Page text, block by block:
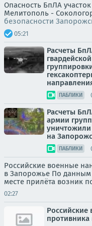
Опасность БпЛА
Мелитополь -
безопасности
05:21
Расчеты
ПАБЛИКИ
Расчеты
армии
на
ПАБЛИКИ
Российские военные
в Запорожье По данным
месте прилёта возник
02:27